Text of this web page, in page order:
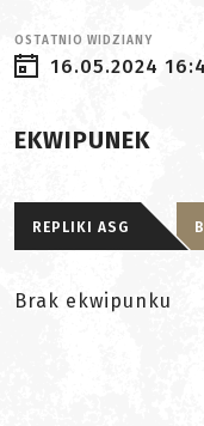
OSTATNIO WIDZIANY
16.05.2024
EKWIPUNEK
REPLIKI ASG
Brak ekwipunku